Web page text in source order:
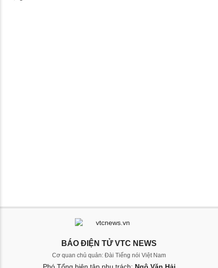
BÁO ĐIỆN TỬ VTC NEWS
Cơ quan chủ quản: Đài Tiếng nói Việt Nam